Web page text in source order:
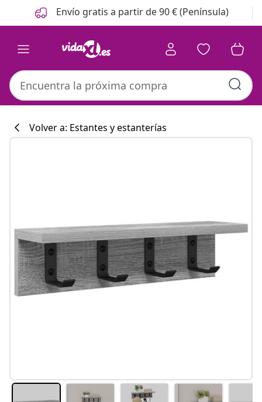
Anterior
Siguiente Envío gratis a partir de 90 € (Península)
#sharemevidaxl
Volver a: Estantes y estanterías